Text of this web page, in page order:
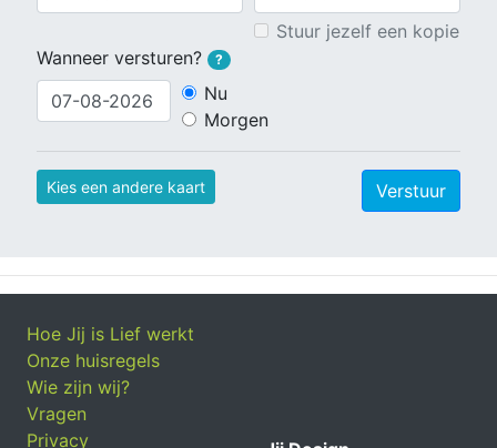
Stuur jezelf een kopie
Wanneer versturen?
?
Nu
Morgen
Kies een andere kaart Verstuur
Hoe Jij is Lief werkt
Onze huisregels
Wie zijn wij?
Vragen
Privacy